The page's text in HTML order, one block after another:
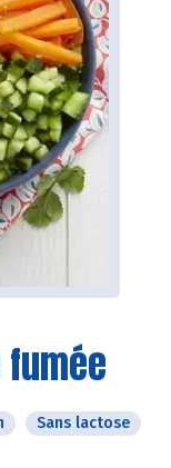
Sans lactose